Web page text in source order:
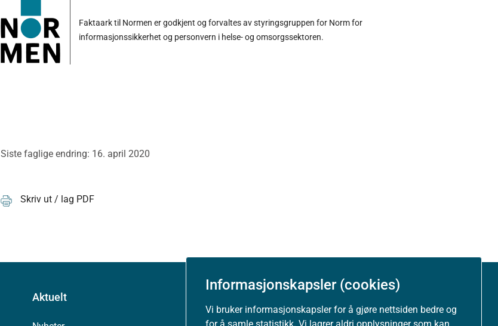
Informasjonskapsler (cookies)
Vi bruker informasjonskapsler for å gjøre nettsiden bedre og
Faktaark til Normen er godkjent og forvaltes av styringsgruppen for Norm for
informasjonssikkerhet og personvern i helse- og omsorgssektoren.
Siste faglige endring: 16. april 2020
Skriv ut / lag PDF
Aktuelt Om nettstedet